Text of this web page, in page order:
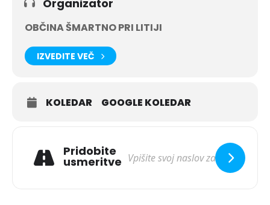
Organizator
OBČINA ŠMARTNO PRI LITIJI
IZVEDITE VEČ
KOLEDAR GOOGLE KOLEDAR
Pridobite
usmeritve